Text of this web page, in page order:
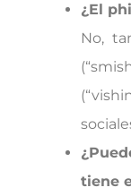
¿El
No,
tiene